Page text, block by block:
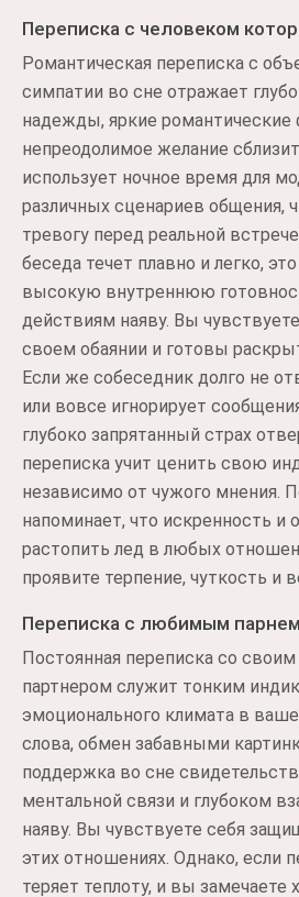
Переписка с человеком
Романтическая переписка с
симпатии во сне отражает
надежды, яркие романтические
непреодолимое желание
использует ночное время для
различных сценариев общения,
тревогу перед реальной
беседа течет плавно и легко,
высокую внутреннюю
действиям наяву. Вы
своем обаянии и готовы
Если же собеседник долго не
или вовсе игнорирует
глубоко запрятанный страх
переписка учит ценить свою
независимо от чужого мнения.
напоминает, что искренность и
растопить лед в любых
проявите терпение, чуткость и
Переписка с любимым парнем
Постоянная переписка со
партнером служит тонким
эмоционального климата в
слова, обмен забавными
поддержка во сне
ментальной связи и глубоком
наяву. Вы чувствуете себя
этих отношениях. Однако, если
теряет теплоту, и вы замечаете